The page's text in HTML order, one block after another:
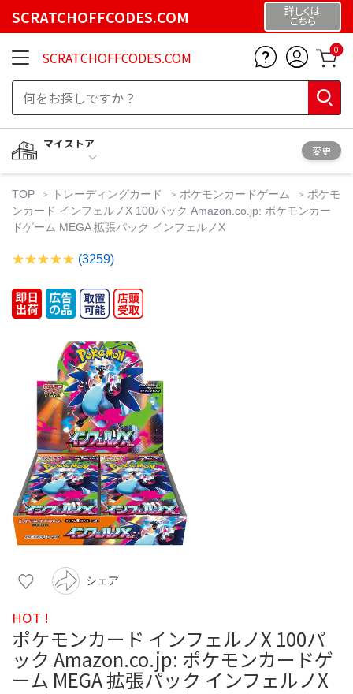
SCRATCHOFFCODES.COM 詳しくは
こちら
SCRATCHOFFCODES.COM 0
マイストア
変更
TOP トレーディングカード ポケモンカードゲーム
ポケモ
ンカード インフェルノX 100パック Amazon.co.jp: ポケモンカー
ドゲーム MEGA 拡張パック インフェルノX
(3259)
シェア
HOT !
ポケモンカード インフェルノX 100パ
ック Amazon.co.jp: ポケモンカードゲ
ーム MEGA 拡張パック インフェルノX